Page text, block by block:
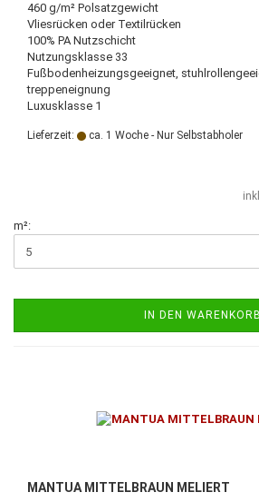
460 g/m² Polsatzgewicht
Vliesrücken oder Textilrücken
100% PA Nutzschicht
Nutzungsklasse 33
Fußbodenheizungsgeeignet,
treppeneignung
Luxusklasse 1
Lieferzeit: ca. 1 Woche - Nur Selbstabholer
m²:
IN DEN WARENKORB
MANTUA MITTELBRAUN MELIERT